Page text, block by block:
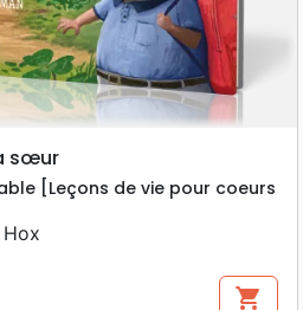
sœur
[Leçons de vie pour coeurs
shopping_cart